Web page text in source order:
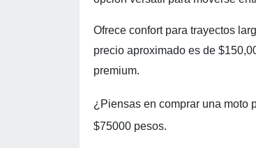
Ofrece confort para trayectos
precio aproximado es de
premium.
¿Piensas en comprar una moto
$75000 pesos.